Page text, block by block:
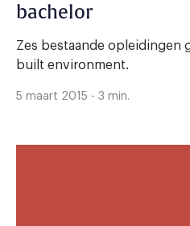
bachelor
Zes bestaande opleidingen
built environment.
5 maart 2015 - 3 min.